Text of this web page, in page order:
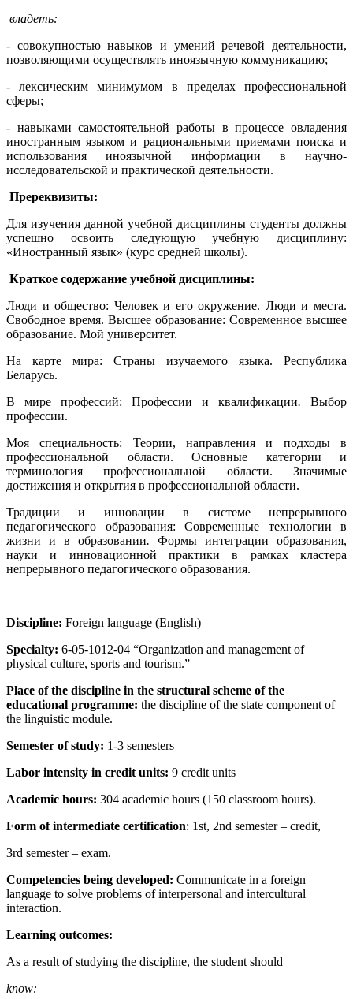
владеть:
- совокупностью навыков и умений речевой деятельности,
позволяющими осуществлять иноязычную коммуникацию;
- лексическим минимумом в пределах профессиональной
сферы;
- навыками самостоятельной работы в процессе овладения
иностранным языком и рациональными приемами поиска и
использования иноязычной информации в научно-
исследовательской и практической деятельности.
Пререквизиты:
Для изучения данной учебной дисциплины студенты должны
успешно освоить следующую учебную дисциплину:
«Иностранный язык» (курс средней школы).
Краткое содержание учебной дисциплины:
Люди и общество: Человек и его окружение. Люди и места.
Свободное время. Высшее образование: Современное высшее
образование. Мой университет.
На карте мира: Страны изучаемого языка. Республика
Беларусь.
В мире профессий: Профессии и квалификации. Выбор
профессии.
Моя специальность: Теории, направления и подходы в
профессиональной области. Основные категории и
терминология профессиональной области. Значимые
достижения и открытия в профессиональной области.
Традиции и инновации в системе непрерывного
педагогического образования: Современные технологии в
жизни и в образовании. Формы интеграции образования,
науки и инновационной практики в рамках кластера
непрерывного педагогического образования.
Discipline: Foreign language (English)
Specialty: 6-05-1012-04 “Organization and management of
physical culture, sports and tourism.”
Place of the discipline in the structural scheme of the
educational programme: the discipline of the state component of
the linguistic module.
Semester of study: 1-3 semesters
Labor intensity in credit units: 9 credit units
Academic hours: 304 academic hours (150 classroom hours).
Form of intermediate certification: 1st, 2nd semester – credit,
3rd semester – exam.
Competencies being developed: Communicate in a foreign
language to solve problems of interpersonal and intercultural
interaction.
Learning outcomes:
As a result of studying the discipline, the student should
know: